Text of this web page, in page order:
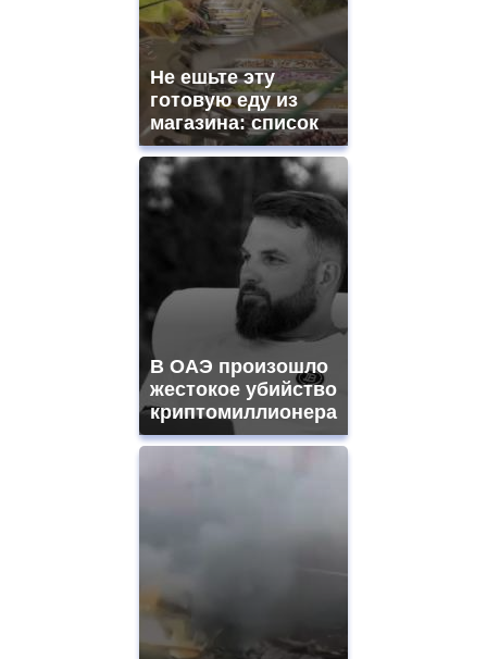
Не ешьте эту
готовую еду из
магазина: список
В ОАЭ произошло
жестокое убийство
криптомиллионера